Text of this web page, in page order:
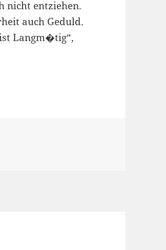
nicht entziehen.
auch Geduld.
Langm�tig“,